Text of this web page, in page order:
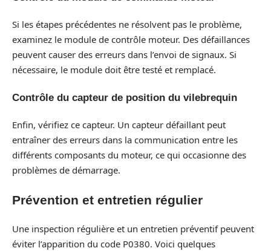
Si les étapes précédentes ne résolvent pas le problème,
examinez le module de contrôle moteur. Des défaillances
peuvent causer des erreurs dans l’envoi de signaux. Si
nécessaire, le module doit être testé et remplacé.
Contrôle du capteur de position du vilebrequin
Enfin, vérifiez ce capteur. Un capteur défaillant peut
entraîner des erreurs dans la communication entre les
différents composants du moteur, ce qui occasionne des
problèmes de démarrage.
Prévention et entretien régulier
Une inspection régulière et un entretien préventif peuvent
éviter l’apparition du code P0380. Voici quelques